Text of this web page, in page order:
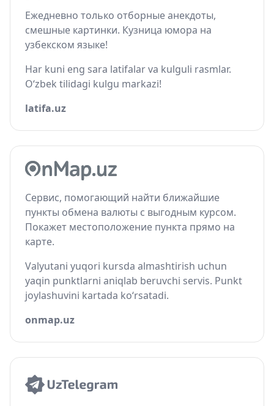
Ежедневно только отборные анекдоты,
смешные картинки. Кузница юмора на
узбекском языке!
Har kuni eng sara latifalar va kulguli rasmlar.
O‘zbek tilidagi kulgu markazi!
latifa.uz
Сервис, помогающий найти ближайшие
пункты обмена валюты с выгодным курсом.
Покажет местоположение пункта прямо на
карте.
Valyutani yuqori kursda almashtirish uchun
yaqin punktlarni aniqlab beruvchi servis. Punkt
joylashuvini kartada ko‘rsatadi.
onmap.uz